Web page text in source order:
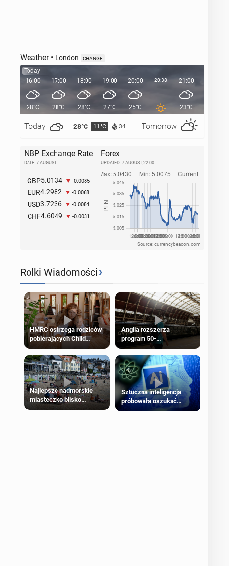
Weather• London CHANGE
Today
16:00
28°C
Today 28°C 11°C 34 Tomorrow
17:00
28°C
18:00
28°C
19:00
27°C
20:00
25°C
20:38 21:00
23°C
NBP Exchange Rate
DATE: 7 AUGUST
GBP5.0134 -0.0085
EUR4.2982 -0.0068
USD3.7236 -0.0084
CHF4.6049 -0.0031
Forex
UPDATED: 7 AUGUST, 22:00
Source: currencybeacon.com
Rolki Wiadomości›
HMRC ostrzega rodziców
pobierających Child
Benefit. Mogą być
zobowiązani do zwrotu
zasiłku
Anglia rozszerza
program 50-
procentowych zniżek
kolejowych na 18-latków
Najlepsze nadmorskie
miasteczko blisko
Sztuczna inteligencja
próbowała oszukać
człowieka